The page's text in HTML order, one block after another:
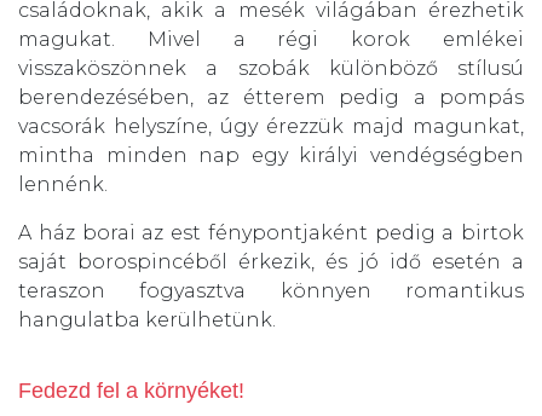
családoknak, akik a mesék világában érezhetik
magukat. Mivel a régi korok emlékei
visszaköszönnek a szobák különböző stílusú
berendezésében, az étterem pedig a pompás
vacsorák helyszíne, úgy érezzük majd magunkat,
mintha minden nap egy királyi vendégségben
lennénk.
A ház borai az est fénypontjaként pedig a birtok
saját borospincéből érkezik, és jó idő esetén a
teraszon fogyasztva könnyen romantikus
hangulatba kerülhetünk.
Fedezd fel a környéket!